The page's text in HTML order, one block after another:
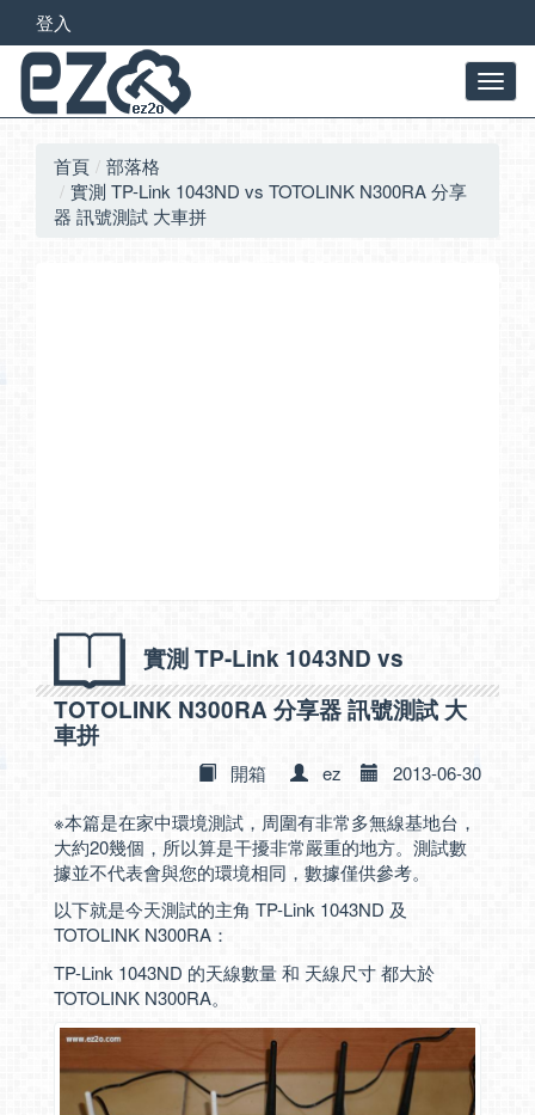
登入
首頁
部落格
實測 TP-Link 1043ND vs TOTOLINK N300RA 分享
器 訊號測試 大車拼
實測 TP-Link 1043ND vs
TOTOLINK N300RA 分享器 訊號測試 大
車拼
開箱 ez
2013-06-30
※本篇是在家中環境測試，周圍有非常多無線基地台，
大約20幾個，所以算是干擾非常嚴重的地方。測試數
據並不代表會與您的環境相同，數據僅供參考。
以下就是今天測試的主角 TP-Link 1043ND 及
TOTOLINK N300RA：
TP-Link 1043ND 的天線數量 和 天線尺寸 都大於
TOTOLINK N300RA。